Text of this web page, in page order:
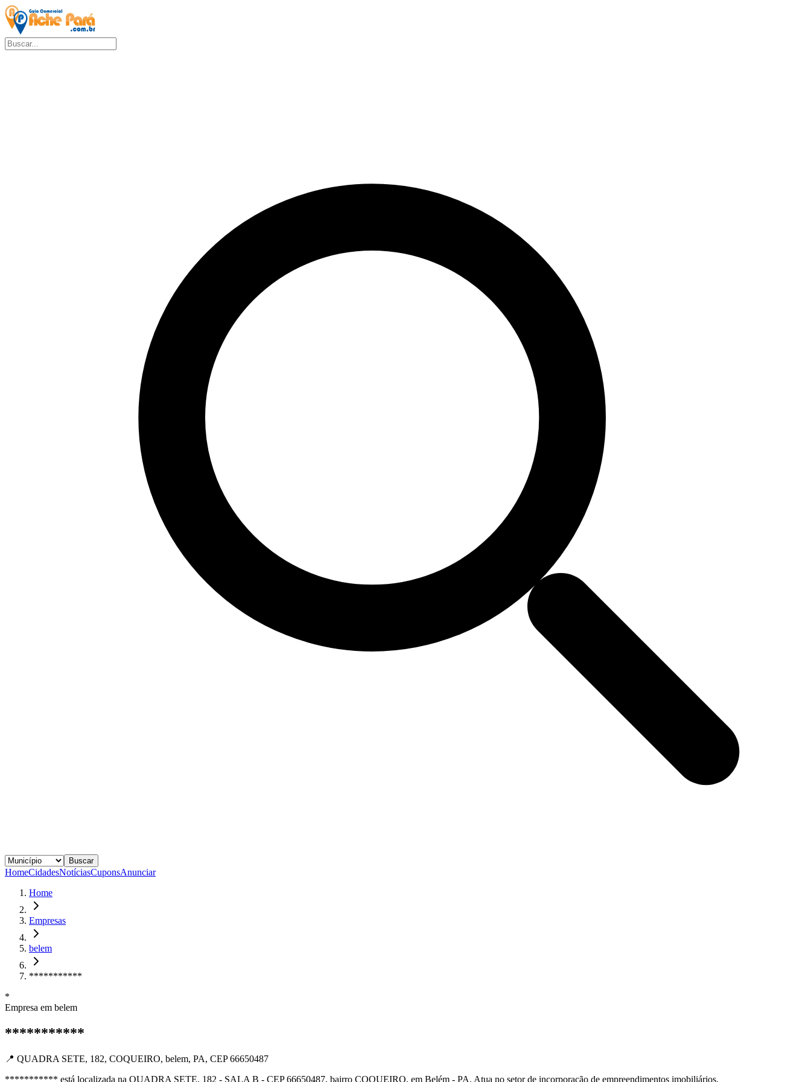
Buscar
HomeCidadesNotíciasCuponsAnunciar
Home
Empresas
belem
***********
*
Empresa em belem
***********
📍 QUADRA SETE, 182, COQUEIRO, belem, PA, CEP 66650487
*********** está localizada na QUADRA SETE, 182 - SALA B - CEP 66650487, bairro COQUEIRO, em Belém - PA. Atua no setor de incorporação de empreendimentos imobiliários.